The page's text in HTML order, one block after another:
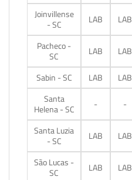
Joinvillense
- SC
LAB LAB
Pacheco -
SC
LAB LAB
Sabin - SC LAB LAB
Santa
Helena - SC
- -
Santa Luzia
- SC
LAB LAB
São Lucas -
SC
LAB LAB